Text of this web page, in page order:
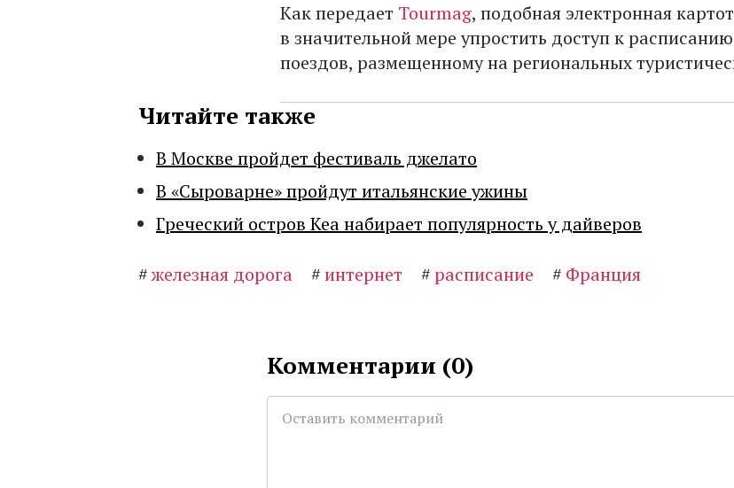
Как передает Tourmag, подобная электронная
в значительной мере упростить доступ к
поездов, размещенному на региональных
Читайте также
В Москве пройдет фестиваль джелато
В «Сыроварне» пройдут итальянские ужины
Греческий остров Кеа набирает популярность у дайверов
#железная дорога #интернет #расписание # Франция
Комментарии (0)